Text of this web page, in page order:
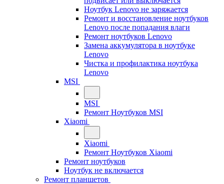
Ноутбук Lenovo не заряжается
Ремонт и восстановление ноутбуков
Lenovo после попадания влаги
Ремонт ноутбуков Lenovo
Замена аккумулятора в ноутбуке
Lenovo
Чистка и профилактика ноутбука
Lenovo
MSI
MSI
Ремонт Ноутбуков MSI
Xiaomi
Xiaomi
Ремонт Ноутбуков Xiaomi
Ремонт ноутбуков
Ноутбук не включается
Ремонт планшетов